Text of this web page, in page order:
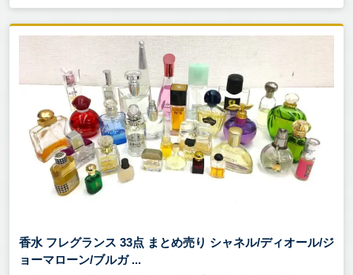
香水 フレグランス 33点 まとめ売り シャネル/ディオール/ジ
ョーマローン/ブルガ ...